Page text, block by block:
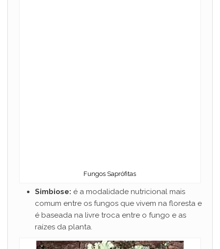
Fungos Saprófitas
Simbiose: é a modalidade nutricional mais
comum entre os fungos que vivem na floresta e
é baseada na livre troca entre o fungo e as
raízes da planta.